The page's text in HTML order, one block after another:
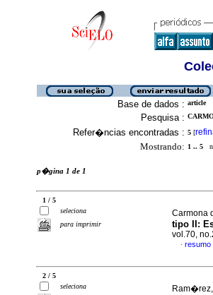
Base de dados : article
Pesquisa :
Refer�ncias encontradas : 5 [
Mostrando: 1 .. 5
p�gina 1 de 1
1 / 5
seleciona
para imprimir
Carmona
tipo II :
vol.70,
· resumo
2 / 5
seleciona